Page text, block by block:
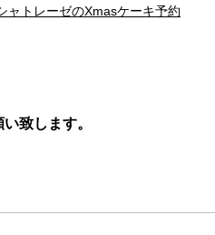
ャトレーゼのXmasケーキ予約
致します。